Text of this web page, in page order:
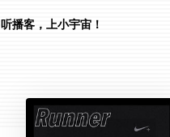
听播客，上小宇宙！